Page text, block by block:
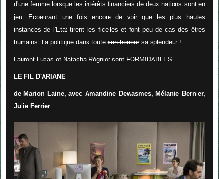
d'une femme lorsque les intérêts financiers de deux nations sont en
jeu. Ecoeurant une fois encore de voir que les plus hautes
instances de l'Etat tirent les ficelles et font peu de cas des êtres
humains. La politique dans touteson horreursa splendeur !
Laurent Lucas et Natacha Régnier sont FORMIDABLES.
LE FIL D'ARIANE
de Marion Laine, avec Amandine Dewasmes, Mélanie Bernier,
Julie Ferrier